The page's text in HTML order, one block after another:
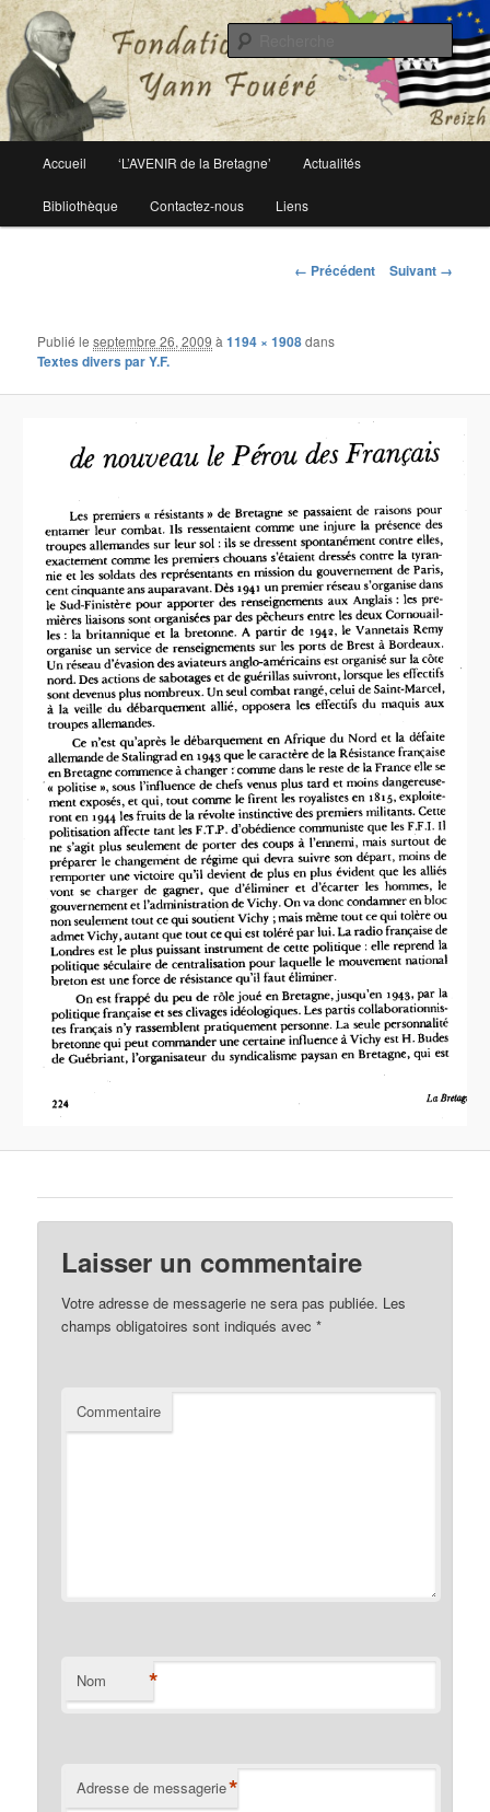
Fondation Yann Fouéré
Le site officiel de la fondation Yann Fouéré
principal
Aller
au
Accueil ‘L’AVENIR de la Bretagne’ Actualités
Bibliothèque Contactez-nous Liens
Navigation
← Précédent Suivant →
Publié leseptembre 26, 2009 à1194 × 1908dans
Textes divers par Y.F.
Laisser un commentaire
Votre adresse de messagerie ne sera pas publiée. Les
champs obligatoires sont indiqués avec*
Commentaire
Nom *
Adresse de messagerie*